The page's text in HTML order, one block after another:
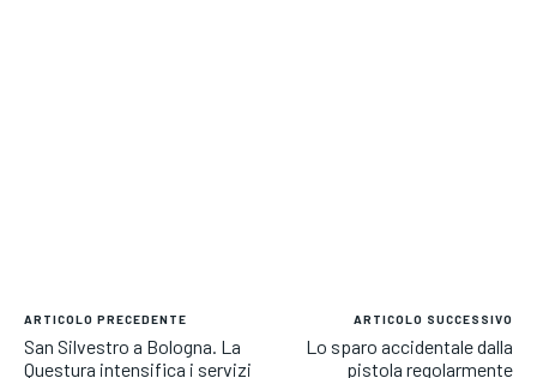
ARTICOLO PRECEDENTE
San Silvestro a Bologna. La
Questura intensifica i servizi
ARTICOLO SUCCESSIVO
Lo sparo accidentale dalla
pistola regolarmente